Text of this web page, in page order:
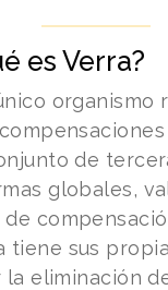
es Verra?
organismo
de
globales,
tiene sus
eliminación